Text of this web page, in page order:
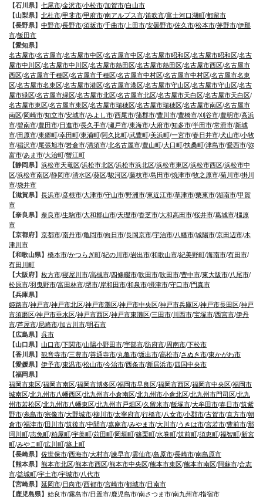
【石川県】 七尾市/金沢市/小松市/加賀市/白山市
【山梨県】 北杜市/甲斐市/甲府市/南アルプス市/笛吹市/富士河口湖町/都留市
【長野県】 中野市/長野市/須坂市/千曲市/ 上田市/安曇野市/佐久市/松本市/茅野市/伊那
市/飯田市
【愛知県】
名古屋市/名古屋市/名古屋市中区/名古屋市中区/名古屋市昭和区/名古屋市昭和区/名古
屋市中川区/名古屋市中川区/名古屋市熱田区/名古屋市熱田区/名古屋市西区/名古屋市
西区/名古屋市千種区/名古屋市千種区/名古屋市中村区/名古屋市中村区/名古屋市名東
区/名古屋市名東区/名古屋市港区/名古屋市港区/名古屋市守山区/名古屋市守山区/名古
屋市緑区/名古屋市緑区/名古屋市北区/名古屋市北区/名古屋市天白区/名古屋市天白区/
名古屋市東区/名古屋市東区/名古屋市瑞穂区/名古屋市瑞穂区/名古屋市南区/名古屋市
南区/岡崎市/知立市/安城市/みよし市/西尾市/蒲郡市/豊川市/豊橋市/刈谷市/豊明市/高浜
市/碧南市/豊田市/日進市/長久手市/瀬戸市/東海市/大府市/知多市/半田市/常滑市/新城
市/田原市/東郷町/幸田町/東浦町/阿久比町/武豊町/美浜町/一宮市/春日井市/犬山市/小牧
市/稲沢市/尾張旭市/岩倉市/清須市/北名古屋市/豊山町/大口町/扶桑町/津島市/愛西市/弥
富市/あま市/大治町/蟹江町
【静岡県】 浜松市天竜区/浜松市北区/浜松市浜北区/浜松市東区/浜松市西区/浜松市中
区/浜松市南区/静岡市/清水区/葵区/駿河区/藤枝市/島田市/焼津市/牧之原市/菊川市/掛川
市/袋井市
【滋賀県】 長浜市/彦根市/大津市/守山市/野洲市/東近江市/草津市/栗東市/湖南市/甲賀
市
【奈良県】 奈良市/生駒市/大和郡山市/天理市/香芝市/大和高田市/桜井市/葛城市/橿原
市
【京都府】 京都市/南丹市/亀岡市/向日市/長岡京市/宇治市/八幡市/城陽市/京田辺市/木
津川市
【和歌山県】 橋本市/かつらぎ町/紀の川市/岩出市/和歌山市/紀美野町/海南市/有田市/
有田川町
【大阪府】 枚方市/寝屋川市/高槻市/四條畷市/吹田市/吹田市/豊中市/東大阪市/八尾市/
松原市/羽曳野市/富田林市/堺市/岸和田市/和泉市/摂津市/守口市/門真市
【兵庫県】
姫路市/神戸市/神戸市北区/神戸市灘区/神戸市中央区/神戸市兵庫区/神戸市長田区/神戸
市須磨区/神戸市垂水区/神戸市西区/神戸市東灘区/三田市/川西市/宝塚市/西宮市/伊丹
市/芦屋市/尼崎市/加古川市/明石市
【広島県】 呉市
【山口県】 山口市/下関市/山陽小野田市/宇部市/防府市/周南市/下松市
【香川県】 観音寺市/三豊市/善通寺市/丸亀市/坂出市/高松市/さぬき市/東かがわ市
【愛媛県】 伊予市/東温市/松山市/今治市/西条市/新居浜市/四国中央市
【福岡県】
福岡市東区/福岡市南区/福岡市博多区/福岡市早良区/福岡市西区/福岡市中央区/福岡市
城南区/北九州市八幡西区/北九州市小倉南区/北九州市小倉北区/北九州市門司区/北九
州市若松区/北九州市八幡東区/北九州市戸畑区/久留米市/飯塚市/大牟田市/春日市/筑紫
野市/糸島市/宗像市/大野城市/柳川市/太宰府市/行橋市/八女市/小郡市/古賀市/直方市/朝
倉市/福津市/田川市/筑後市/中間市/嘉麻市/みやま市/大川市/うきは市/宮若市/豊前市/那
珂川町/志免町/粕屋町/宇美町/苅田町/岡垣町/篠栗町/水巻町/筑前町/須恵町/福智町/新宮
町/みやこ町/広川町/築上町
【長崎県】 佐世保市/西海市/大村市/諫早市/雲仙市/島原市/長崎市/南島原市
【熊本県】 熊本市北区/熊本市西区/熊本市中央区/熊本市東区/熊本市南区/阿蘇市/合志
市/益城町/宇土市/宇城市/八代市
【宮崎県】 延岡市/日向市/西都市/宮崎市/都城市/日南市
【鹿児島県】 始良市/霧島市/日置市/鹿児島市/南さつま市/南九州市/指宿市